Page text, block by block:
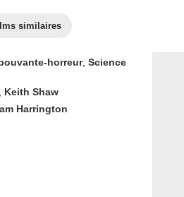
similaires
horreur, Science
Keith Shaw
Harrington